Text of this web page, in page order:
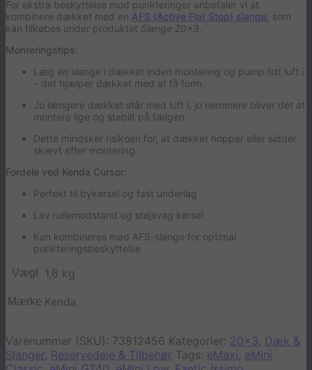
For ekstra beskyttelse mod punkteringer anbefaler vi at
kombinere dækket med en AFS (Active Flat Stop) slange , som
kan tilkøbes under produktet Slange 20×3
Monteringstips:
Læg en slange i dækket inden montering og pump lidt luft i
– det hjælper dækket med at få form.
Jo længere dækket står med luft i, jo nemmere bliver det at
montere lige og stabilt på fælgen.
Dette mindsker risikoen for, at dækket hopper eller sidder
skævt efter montering.
Fordele ved Kenda Cursor:
Perfekt til bykørsel og fast underlag
Lav rullemodstand og støjsvag kørsel
Kan kombineres med AFS-slange for optimal
punkteringsbeskyttelse
Vægt 1,6 kg
Mærke Kenda
Varenummer (SKU): 73812456 Kategorier: 20x3, Dæk &
Slanger, Reservedele & Tilbehør Tags: eMaxi , eMini